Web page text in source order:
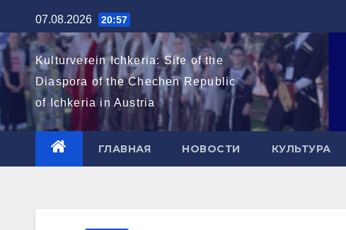
к
содержимому
07.08.2026 20:57
Kulturverein Ichkeria: Site of the
Diaspora of the Chechen Republic
of Ichkeria in Austria
ГЛАВНАЯ НОВОСТИ КУЛЬТУРА